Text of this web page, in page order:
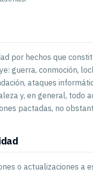
por hechos que
guerra, conmoción,
ataques
y, en general, todo
pactadas, no
o actualizaciones